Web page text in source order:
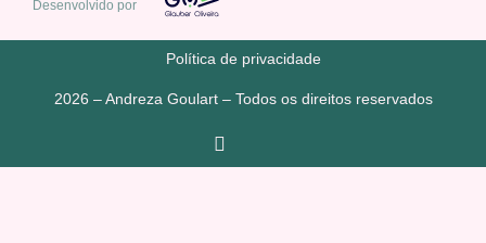
Desenvolvido por
Política de privacidade
2026 – Andreza Goulart – Todos os direitos reservados